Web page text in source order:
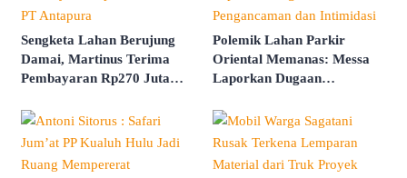
Sengketa Lahan Berujung
Damai, Martinus Terima
Pembayaran Rp270 Juta
Polemik Lahan Parkir
Oriental Memanas: Messa
Laporkan Dugaan